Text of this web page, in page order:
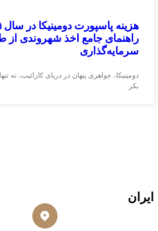
راهنمای جامع اخذ شهروندی از
سرمایه‌گذاری
دومینیکا، جواهری پنهان در دریای کارائیب، نه
بکر
ایران